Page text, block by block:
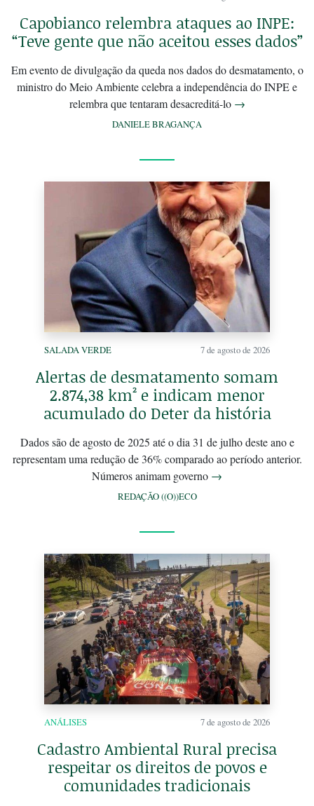
Capobianco relembra ataques ao INPE:
“Teve gente que não aceitou esses dados”
Em evento de divulgação da queda nos dados do desmatamento, o
ministro do Meio Ambiente celebra a independência do INPE e
relembra que tentaram desacreditá-lo →
DANIELE BRAGANÇA
SALADA VERDE 7 de agosto de 2026
Alertas de desmatamento somam
2.874,38 km² e indicam menor
acumulado do Deter da história
Dados são de agosto de 2025 até o dia 31 de julho deste ano e
representam uma redução de 36% comparado ao período anterior.
Números animam governo →
REDAÇÃO ((O))ECO
ANÁLISES 7 de agosto de 2026
Cadastro Ambiental Rural precisa
respeitar os direitos de povos e
comunidades tradicionais